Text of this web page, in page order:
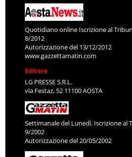
Quotidiano online Iscrizione al
8/2012
Autorizzazione del 13/12/2012
www.gazzettamatin.com
Editore
LG PRESSE S.R.L.
via Festaz, 52 11100 AOSTA
Settimanale del Lunedì. Iscrizione al
9/2002
Autorizzazione del 20/05/2002